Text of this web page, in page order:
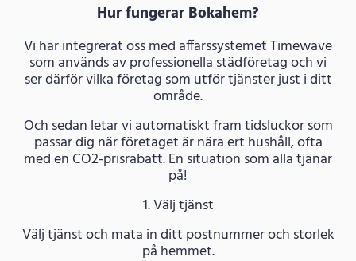
Hur fungerar Bokahem?
Vi har integrerat oss med affärssystemet Timewave
som används av professionella städföretag och vi
ser därför vilka företag som utför tjänster just i ditt
område.
Och sedan letar vi automatiskt fram tidsluckor som
passar dig när företaget är nära ert hushåll, ofta
med en CO2-prisrabatt. En situation som alla tjänar
på!
1. Välj tjänst
Välj tjänst och mata in ditt postnummer och storlek
på hemmet.